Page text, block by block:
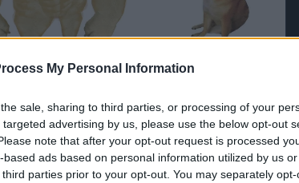
My Personal Information
sale, sharing to third parties, or processing of your
advertising by us, please use the below opt-out
note that after your opt-out request is processed
ads based on personal information utilized by us
parties prior to your opt-out. You may separately
właścicieli gastro
1 Śmieszne